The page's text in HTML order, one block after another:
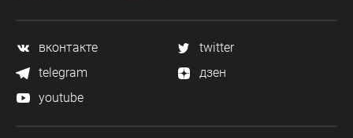
вконтакте
twitter
telegram
дзен
youtube